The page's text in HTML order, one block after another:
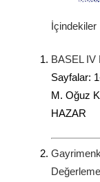
İçindekiler
BASEL IV
Sayfalar:
M. Oğuz
HAZAR